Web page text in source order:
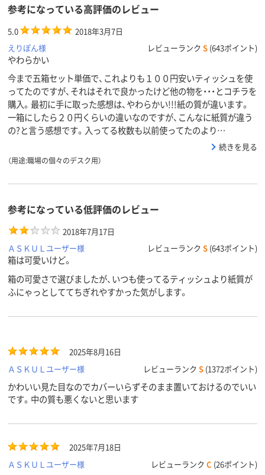
参考になっている高評価のレビュー
5.0
2018年3月7日
えりぽん様
レビューランク S (643ポイント)
やわらかい
今まで五箱セット単価で、これよりも１００円安いティッシュを使
ってたのですが、それはそれで良かったけど他の物を・・・とコチラを
購入。最初に手に取った感想は、やわらかい!!!紙の質が違います。
一箱にしたら２０円くらいの違いなのですが、こんなに紙質が違う
の?と言う感想です。入ってる枚数も以前使ってたのより…
続きを見る
（用途:職場の個々のデスク用）
参考になっている低評価のレビュー
2018年7月17日
ＡＳＫＵＬユーザー様
レビューランク S (643ポイント)
箱は可愛いけど。
箱の可愛さで選びましたが、いつも使ってるティッシュより紙質が
ふにゃっとしててちぎれやすかった気がします。
2025年8月16日
ＡＳＫＵＬユーザー様
レビューランク S (1372ポイント)
かわいい見た目なのでカバーいらずそのまま置いておけるのでいい
です。中の質も悪くないと思います
2025年7月18日
ＡＳＫＵＬユーザー様
レビューランク C (26ポイント)